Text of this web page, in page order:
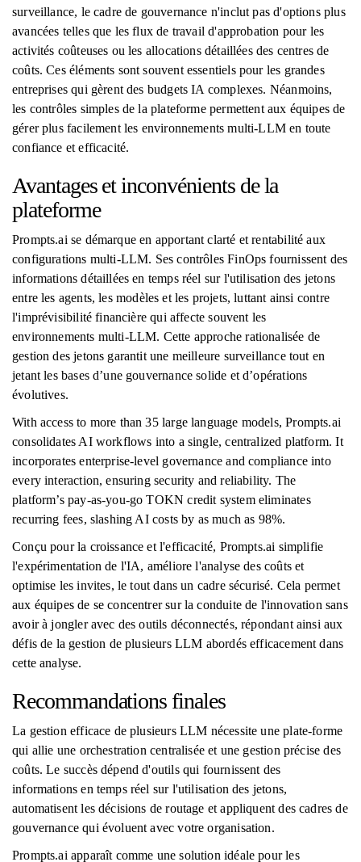
surveillance, le cadre de gouvernance n'inclut pas d'options plus
avancées telles que les flux de travail d'approbation pour les
activités coûteuses ou les allocations détaillées des centres de
coûts. Ces éléments sont souvent essentiels pour les grandes
entreprises qui gèrent des budgets IA complexes. Néanmoins,
les contrôles simples de la plateforme permettent aux équipes de
gérer plus facilement les environnements multi-LLM en toute
confiance et efficacité.
Avantages et inconvénients de la
plateforme
Prompts.ai se démarque en apportant clarté et rentabilité aux
configurations multi-LLM. Ses contrôles FinOps fournissent des
informations détaillées en temps réel sur l'utilisation des jetons
entre les agents, les modèles et les projets, luttant ainsi contre
l'imprévisibilité financière qui affecte souvent les
environnements multi-LLM. Cette approche rationalisée de
gestion des jetons garantit une meilleure surveillance tout en
jetant les bases d’une gouvernance solide et d’opérations
évolutives.
With access to more than 35 large language models, Prompts.ai
consolidates AI workflows into a single, centralized platform. It
incorporates enterprise-level governance and compliance into
every interaction, ensuring security and reliability. The
platform’s pay-as-you-go TOKN credit system eliminates
recurring fees, slashing AI costs by as much as 98%.
Conçu pour la croissance et l'efficacité, Prompts.ai simplifie
l'expérimentation de l'IA, améliore l'analyse des coûts et
optimise les invites, le tout dans un cadre sécurisé. Cela permet
aux équipes de se concentrer sur la conduite de l'innovation sans
avoir à jongler avec des outils déconnectés, répondant ainsi aux
défis de la gestion de plusieurs LLM abordés efficacement dans
cette analyse.
Recommandations finales
La gestion efficace de plusieurs LLM nécessite une plate-forme
qui allie une orchestration centralisée et une gestion précise des
coûts. Le succès dépend d'outils qui fournissent des
informations en temps réel sur l'utilisation des jetons,
automatisent les décisions de routage et appliquent des cadres de
gouvernance qui évoluent avec votre organisation.
Prompts.ai apparaît comme une solution idéale pour les